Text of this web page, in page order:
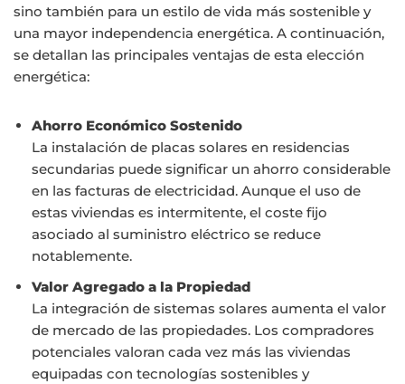
sino también para un estilo de vida más sostenible y
una mayor independencia energética. A continuación,
se detallan las principales ventajas de esta elección
energética:
Ahorro Económico Sostenido
La instalación de placas solares en residencias
secundarias puede significar un ahorro considerable
en las facturas de electricidad. Aunque el uso de
estas viviendas es intermitente, el coste fijo
asociado al suministro eléctrico se reduce
notablemente.
Valor Agregado a la Propiedad
La integración de sistemas solares aumenta el valor
de mercado de las propiedades. Los compradores
potenciales valoran cada vez más las viviendas
equipadas con tecnologías sostenibles y